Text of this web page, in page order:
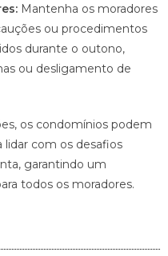
Mantenha os moradores
ou procedimentos
durante o outono,
ou desligamento de
os condomínios podem
lidar com os desafios
garantindo um
todos os moradores.